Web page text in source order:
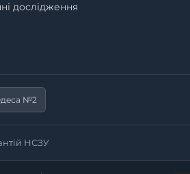
дослідження
№2
НСЗУ